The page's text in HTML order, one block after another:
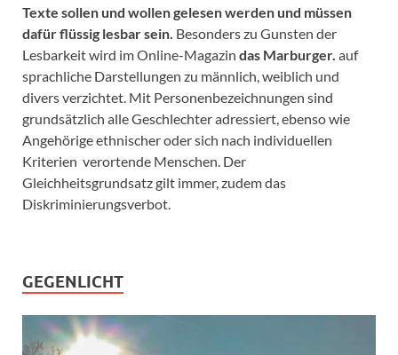
Texte sollen und wollen gelesen werden und müssen
dafür flüssig lesbar sein. Besonders zu Gunsten der
Lesbarkeit wird im Online-Magazin das Marburger. auf
sprachliche Darstellungen zu männlich, weiblich und
divers verzichtet. Mit Personenbezeichnungen sind
grundsätzlich alle Geschlechter adressiert, ebenso wie
Angehörige ethnischer oder sich nach individuellen
Kriterien verortende Menschen. Der
Gleichheitsgrundsatz gilt immer, zudem das
Diskriminierungsverbot.
GEGENLICHT